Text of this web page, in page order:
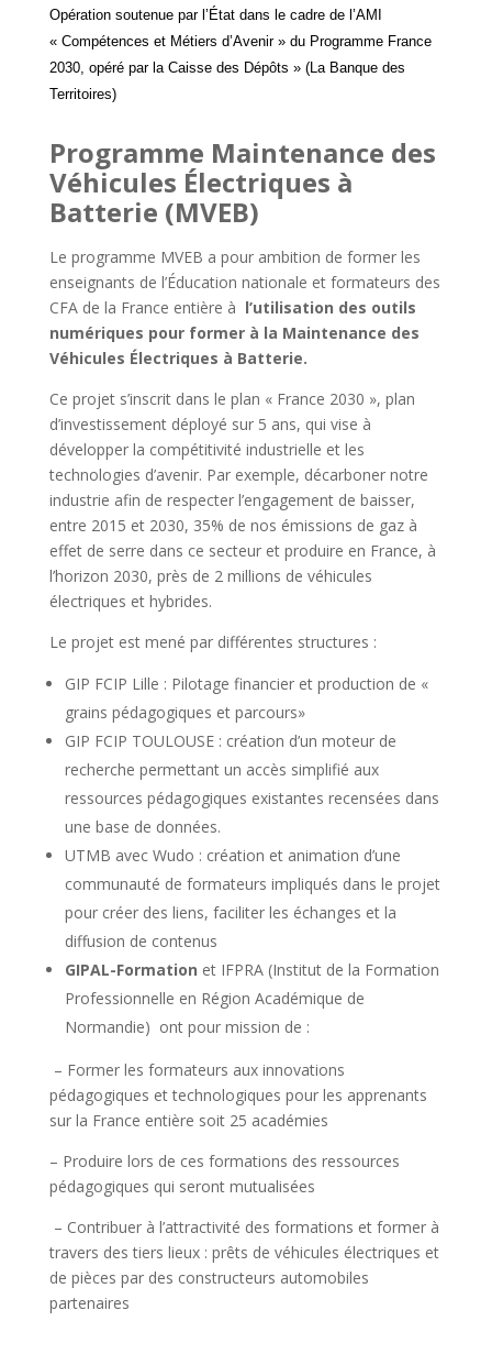
Opération soutenue par l’État dans le cadre de l’AMI
« Compétences et Métiers d’Avenir »du Programme France
2030, opéré par la Caisse des Dépôts » (La Banque des
Territoires)
Programme Maintenance des
Véhicules Électriques à
Batterie (MVEB)
Le programme MVEB a pour ambition de former les
enseignants de l’Éducation nationale et formateurs des
CFA de la France entière à l’utilisation des outils
numériques pour former à la Maintenance des
Véhicules Électriques à Batterie.
Ce projet s’inscrit dans le plan « France 2030 », plan
d’investissement déployé sur 5 ans, qui vise à
développer la compétitivité industrielle et les
technologies d’avenir. Par exemple, décarboner notre
industrie afin de respecter l’engagement de baisser,
entre 2015 et 2030, 35% de nos émissions de gaz à
effet de serre dans ce secteur et produire en France, à
l’horizon 2030, près de 2 millions de véhicules
électriques et hybrides.
Le projet est mené par différentes structures :
GIP FCIP Lille : Pilotage financier et production de «
grains pédagogiques et parcours»
GIP FCIP TOULOUSE : création d’un moteur de
recherche permettant un accès simplifié aux
ressources pédagogiques existantes recensées dans
une base de données.
UTMB avec Wudo : création et animation d’une
communauté de formateurs impliqués dans le projet
pour créer des liens, faciliter les échanges et la
diffusion de contenus
GIPAL-Formation et IFPRA (Institut de la Formation
Professionnelle en Région Académique de
Normandie) ont pour mission de :
– Former les formateurs aux innovations
pédagogiques et technologiques pour les apprenants
sur la France entière soit 25 académies
– Produire lors de ces formations des ressources
pédagogiques qui seront mutualisées
– Contribuer à l’attractivité des formations et former à
travers des tiers lieux : prêts de véhicules électriques et
de pièces par des constructeurs automobiles
partenaires